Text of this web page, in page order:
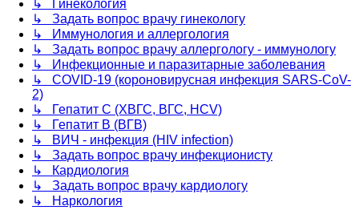
↳ Гинекология
↳ Задать вопрос врачу гинекологу
↳ Иммунология и аллергология
↳ Задать вопрос врачу аллергологу - иммунологу
↳ Инфекционные и паразитарные заболевания
↳ COVID-19 (короновирусная инфекция SARS-CoV-
2)
↳ Гепатит C (ХВГС, ВГС, HCV)
↳ Гепатит B (ВГВ)
↳ ВИЧ - инфекция (HIV infection)
↳ Задать вопрос врачу инфекционисту
↳ Кардиология
↳ Задать вопрос врачу кардиологу
↳ Наркология